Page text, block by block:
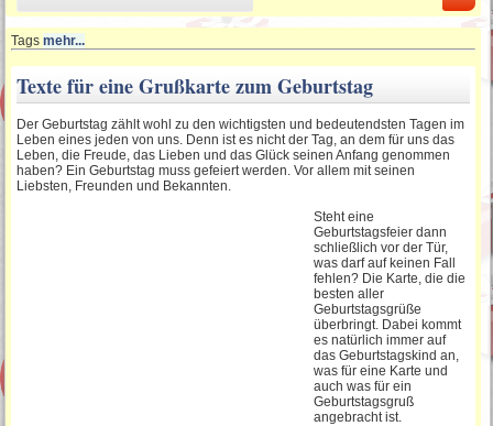
18 Geburtstagssprüche
50ten
60. Geburtstagssprüche
Tagsmehr...
Texte für eine Grußkarte zum Geburtstag
Der Geburtstag zählt wohl zu den wichtigsten und bedeutendsten Tagen im
Leben eines jeden von uns. Denn ist es nicht der Tag, an dem für uns das
Leben, die Freude, das Lieben und das Glück seinen Anfang genommen
haben? Ein Geburtstag muss gefeiert werden. Vor allem mit seinen
Liebsten, Freunden und Bekannten.
Steht eine
Geburtstagsfeier dann
schließlich vor der Tür,
was darf auf keinen Fall
fehlen? Die Karte, die die
besten aller
Geburtstagsgrüße
überbringt. Dabei kommt
es natürlich immer auf
das Geburtstagskind an,
was für eine Karte und
auch was für ein
Geburtstagsgruß
angebracht ist.